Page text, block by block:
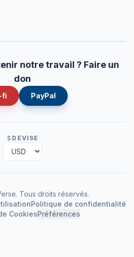
notre travail ? Faire un
don
fi PayPal
DEVISE
. Tous droits réservés.
Politique de confidentialité
CookiesPréférences